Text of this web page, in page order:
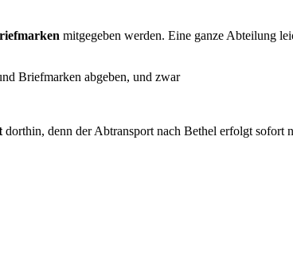
mitgegeben werden. Eine ganze Abteilung
Briefmarken abgeben, und zwar
dorthin, denn der Abtransport nach Bethel erfolgt sofort